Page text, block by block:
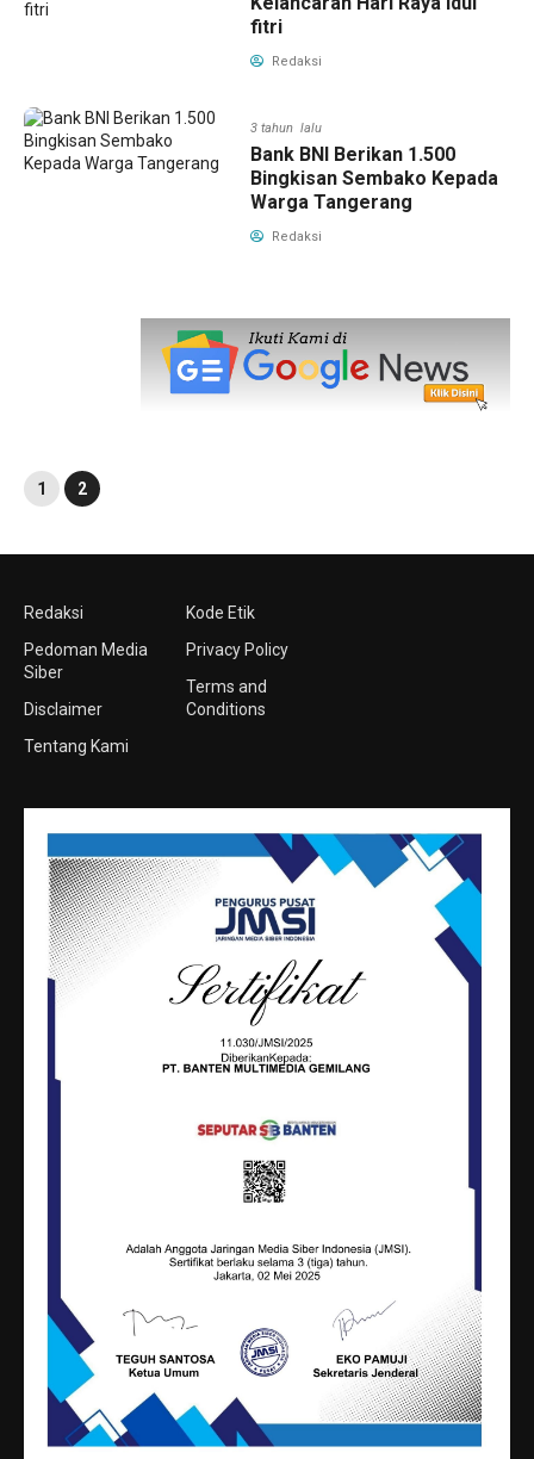
fitri
Redaksi
3 tahun lalu
Bank BNI Berikan 1.500
Bingkisan Sembako Kepada
Warga Tangerang
Redaksi
1 2
Redaksi
Pedoman Media
Siber
Disclaimer
Tentang Kami
Kode Etik
Privacy Policy
Terms and
Conditions